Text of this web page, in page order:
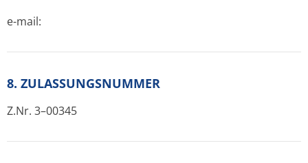
e-mail:
8. ZULASSUNGSNUMMER
Z.Nr. 3–00345